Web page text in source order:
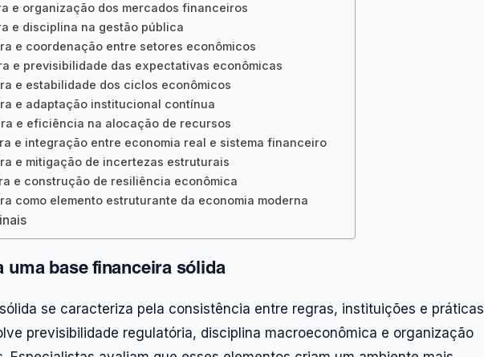
e organização dos mercados financeiros
e disciplina na gestão pública
e coordenação entre setores econômicos
e previsibilidade das expectativas econômicas
e estabilidade dos ciclos econômicos
e adaptação institucional contínua
e eficiência na alocação de recursos
e integração entre economia real e sistema financeiro
e mitigação de incertezas estruturais
e construção de resiliência econômica
como elemento estruturante da economia moderna
uma base financeira sólida
se caracteriza pela consistência entre regras, instituições e práticas
previsibilidade regulatória, disciplina macroeconômica e organização